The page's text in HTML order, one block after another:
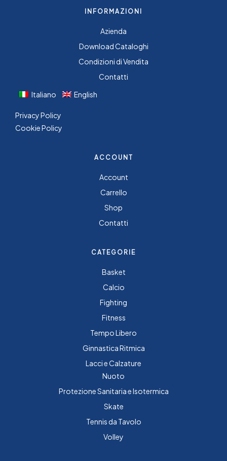
INFORMAZIONI
Azienda
Download Cataloghi
Condizioni di Vendita
Contatti
Italiano
English
Privacy Policy
Cookie Policy
ACCOUNT
Account
Carrello
Shop
Contatti
CATEGORIE
Basket
Calcio
Fighting
Fitness
Tempo Libero
Ginnastica Ritmica
Lacci e Calzature
Nuoto
Protezione Sanitaria e Isotermica
Skate
Tennis da Tavolo
Volley